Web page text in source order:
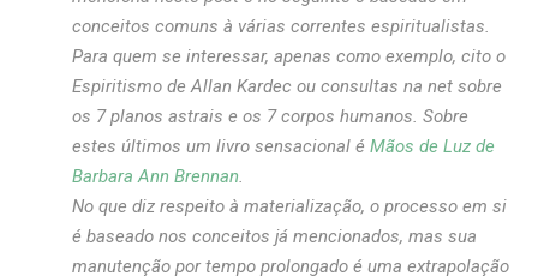
conceitos comuns à várias correntes espiritualistas.
Para quem se interessar, apenas como exemplo, cito o
Espiritismo de Allan Kardec ou consultas na net sobre
os 7 planos astrais e os 7 corpos humanos. Sobre
estes últimos um livro sensacional é Mãos de Luz de
Barbara Ann Brennan.
No que diz respeito à materialização, o processo em si
é baseado nos conceitos já mencionados, mas sua
manutenção por tempo prolongado é uma extrapolação